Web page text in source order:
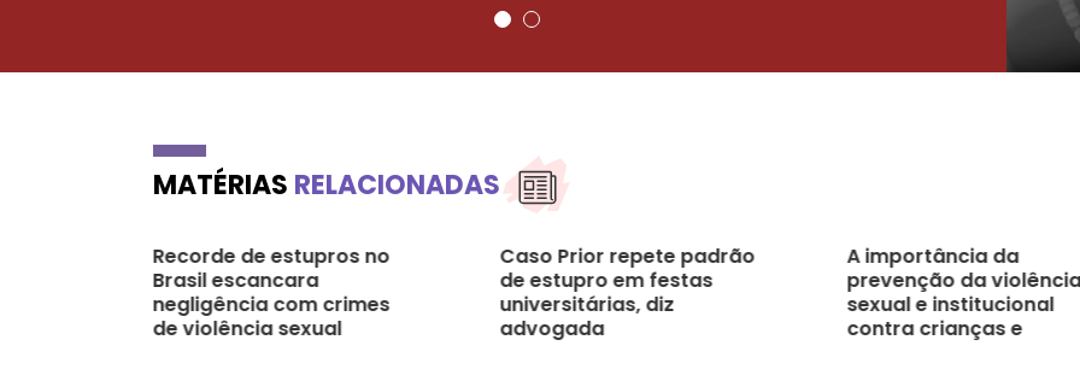
MATÉRIAS RELACIONADAS
Recorde de estupros no
Brasil escancara
negligência com crimes
de violência sexual
Caso Prior repete padrão
de estupro em festas
universitárias, diz
advogada
A importância da
prevenção da violência
sexual e institucional
contra crianças e